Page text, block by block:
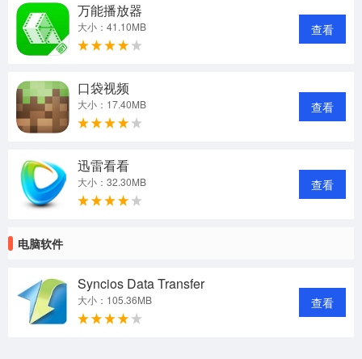
万能播放器
大小：41.10MB 查看
口袋视频
大小：17.40MB 查看
迅雷看看
大小：32.30MB 查看
电脑软件
Syncios Data Transfer
大小：105.36MB 查看